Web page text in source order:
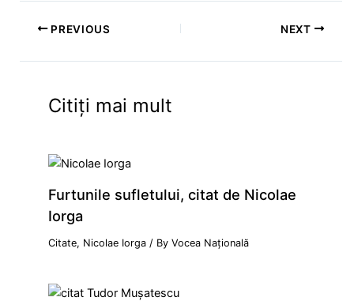
PREVIOUS NEXT
Citiți mai mult
Furtunile sufletului, citat de Nicolae
Iorga
Citate, Nicolae Iorga / ByVocea Națională